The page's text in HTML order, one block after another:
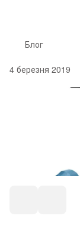
Блог
4 березня 2019